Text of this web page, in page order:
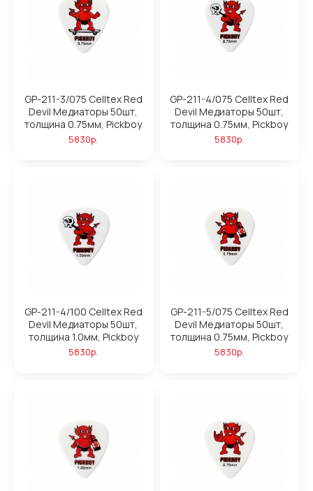
GP-211-3/075 Celltex Red
Devil Медиаторы 50шт,
толщина 0.75мм, Pickboy
5830р.
GP-211-4/075 Celltex Red
Devil Медиаторы 50шт,
толщина 0.75мм, Pickboy
5830р.
GP-211-4/100 Celltex Red
Devil Медиаторы 50шт,
толщина 1.0мм, Pickboy
5830р.
GP-211-5/075 Celltex Red
Devil Медиаторы 50шт,
толщина 0.75мм, Pickboy
5830р.